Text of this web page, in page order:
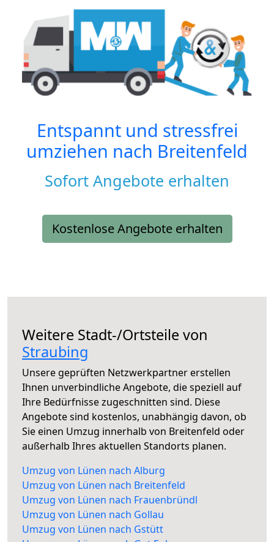
Entspannt und stressfrei
umziehen nach Breitenfeld
Sofort Angebote erhalten
Kostenlose Angebote erhalten
Weitere Stadt-/Ortsteile von
Straubing
Unsere geprüften Netzwerkpartner erstellen
Ihnen unverbindliche Angebote, die speziell auf
Ihre Bedürfnisse zugeschnitten sind. Diese
Angebote sind kostenlos, unabhängig davon, ob
Sie einen Umzug innerhalb von Breitenfeld oder
außerhalb Ihres aktuellen Standorts planen.
Umzug von Lünen nach Alburg
Umzug von Lünen nach Breitenfeld
Umzug von Lünen nach Frauenbründl
Umzug von Lünen nach Gollau
Umzug von Lünen nach Gstütt